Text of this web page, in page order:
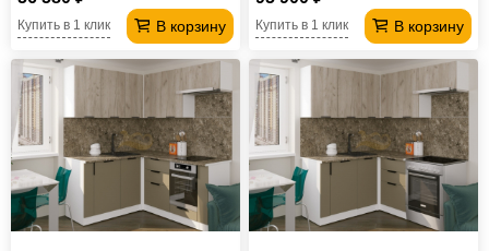
В корзину
Купить в 1 клик В корзину
Купить в 1 клик